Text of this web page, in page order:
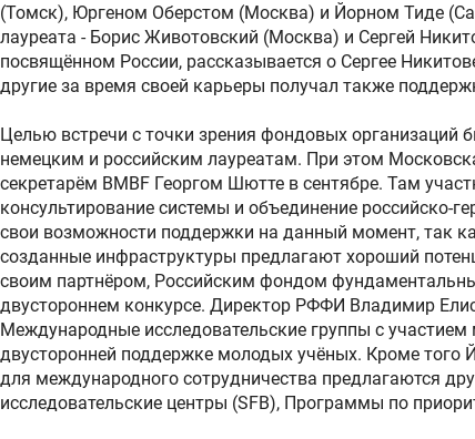
(Томск), Юргеном Оберстом (Москва) и Йорном Тиде
лауреата - Борис Животовский (Москва) и Сергей
посвящённом России, рассказывается о Сергее
другие за время своей карьеры получал также
Целью встречи с точки зрения фондовых организаций
немецким и российским лауреатам. При этом
секретарём BMBF Георгом Шютте в сентябре. Там
консультирование системы и объединение российско-
свои возможности поддержки на данный момент, так
созданные инфраструктуры предлагают хороший
своим партнёром, Российским фондом
двустороннем конкурсе. Директор РФФИ Владимир
Международные исследовательские группы с
двусторонней поддержке молодых учёных. Кроме того
для международного сотрудничества предлагаются
исследовательские центры (SFB), Программы по